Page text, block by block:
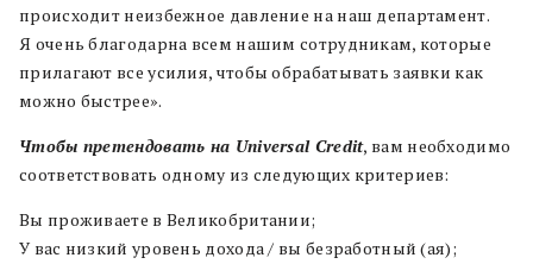
происходит неизбежное давление на наш департамент.
Я очень благодарна всем нашим сотрудникам, которые
прилагают все усилия, чтобы обрабатывать заявки как
можно быстрее».
Чтобы претендовать на Universal Credit, вам необходимо
соответствовать одному из следующих критериев:
Вы проживаете в Великобритании;
У вас низкий уровень дохода / вы безработный (ая);